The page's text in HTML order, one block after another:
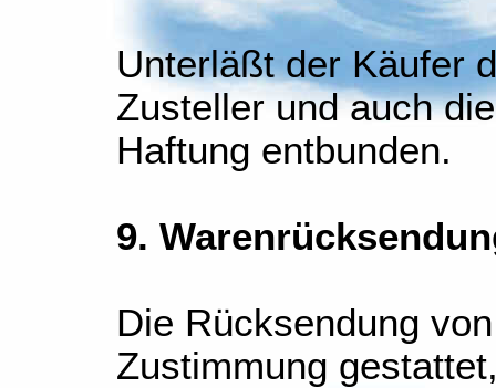
Unterläßt der Käufer
Zusteller und auch
Haftung entbunden.
9.
Die Rücksendung
Zustimmung